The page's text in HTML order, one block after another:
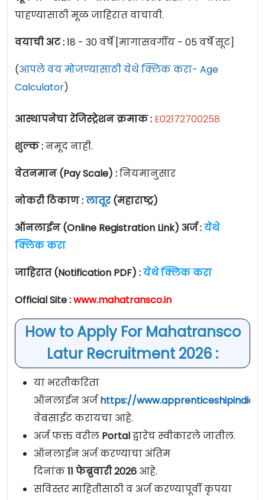
पाहण्यासाठी मूळ जाहिरात वाचावी.
वयाची अट :18 - 30 वर्षे [मागासवर्गीय - 05 वर्षे सूट]
(आपले वय मोजण्यासाठी येथे क्लिक करा- Age
Calculator)
आस्थापनेचा रेजिस्ट्रेशन क्रमाक : E02172700258
शुल्क :नमूद नाही.
वेतनमान (Pay Scale) :नियमानुसार
नोकरी ठिकाण :लातूर(महाराष्ट्र)
ऑनलाईन (Online Registration Link) अर्ज :येथे
क्लिक करा
जाहिरात (Notification PDF) :येथे क्लिक करा
Official Site :www.mahatransco.in
How to Apply For Mahatransco
Latur Recruitment 2026 :
या भरतीकरिता
ऑनलाईन अर्जhttps://
वेबसाईट करायचा आहे.
अर्ज फक्त वरील Portalद्वारेच स्वीकारले जातील.
ऑनलाईन अर्ज करण्याचा अंतिम
दिनांक11 फेब्रुवारी2026 आहे.
सविस्तर माहितीसाठी व अर्ज करण्यापूर्वी कृपया